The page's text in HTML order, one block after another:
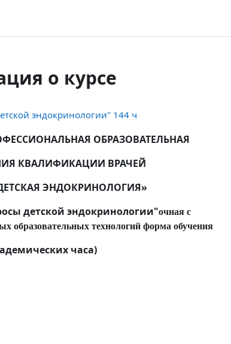
о курсе
эндокринологии" 144 ч
ОБРАЗОВАТЕЛЬНАЯ
КВАЛИФИКАЦИИ ВРАЧЕЙ
ЭНДОКРИНОЛОГИЯ»
детской эндокринологии"очная с
образовательных технологий форма обучения
часа)